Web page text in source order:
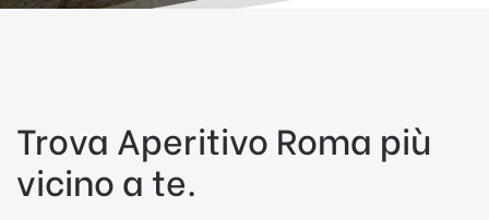
Trova Aperitivo Roma più
vicino a te.